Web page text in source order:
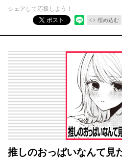
シェアして応援しよう！
ポスト
埋め込む
推しのおっぱいなんて見